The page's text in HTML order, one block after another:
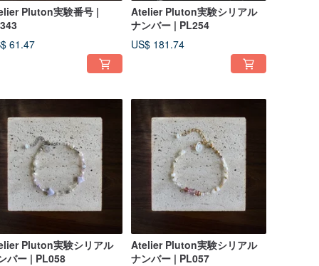
Pluton実験番号 |
61.47
Atelier Pluton実験シリアル
ナンバー | PL254
US$ 181.74
Pluton実験シリアル
バー | PL058
Atelier Pluton実験シリアル
ナンバー | PL057